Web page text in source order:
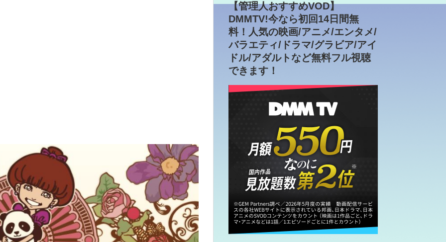
【管理人おすすめVOD】
DMMTV!今なら初回14日間無
料！人気の映画/アニメ/エンタメ/
バラエティ/ドラマ/グラビア/アイ
ドル/アダルトなど無料フル視聴
できます！